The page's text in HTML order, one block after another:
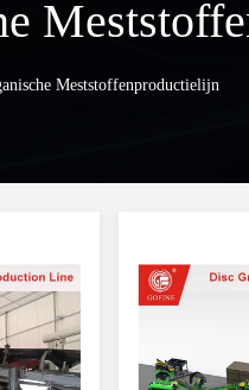
Meststoffenproductielijn